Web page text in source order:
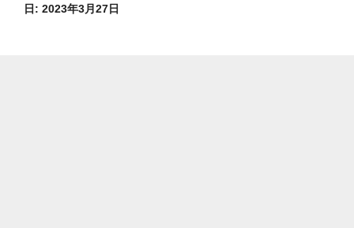
日: 2023年3月27日